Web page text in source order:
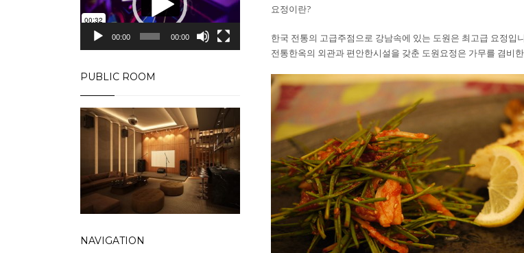
플
00:00 00:00
PUBLIC ROOM
NAVIGATION
요정이란?
한국 전통의 고급주점으로 강남속에 있는 도원은 최고급 요정입
전통한옥의 외관과 편안한시설을 갖춘 도원요정은 가무를 겸비